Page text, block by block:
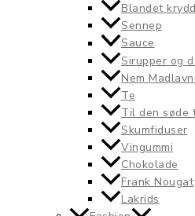
Blandet
Sennep
Sauce
Sirupper og
Nem
Te
Til den søde
Skumfiduser
Vingummi
Chokolade
Frank Nougat
Lakrids